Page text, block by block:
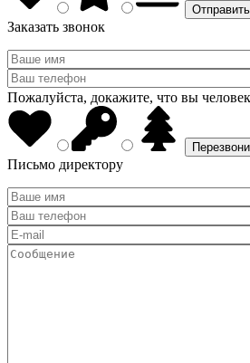
Заказать звонок
Пожалуйста, докажите, что вы
Письмо директору